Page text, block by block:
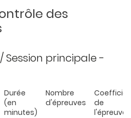
des
Session principale -
Durée
(en
minutes)
Nombre
d'épreuves
de
l'épreuve